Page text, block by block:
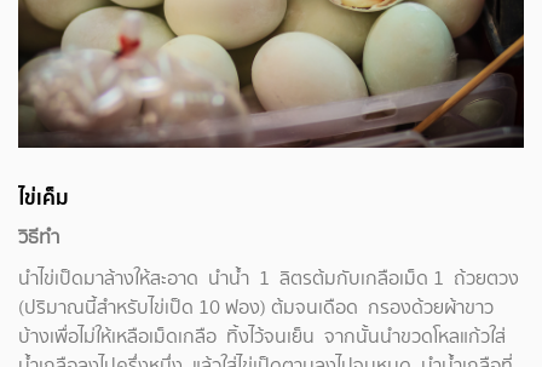
ไข่เค็ม
วิธีทำ
นำไข่เป็ดมาล้างให้สะอาด นำน้ำ 1 ลิตรต้มกับเกลือเม็ด 1 ถ้วยตวง
(ปริมาณนี้สำหรับไข่เป็ด 10 ฟอง) ต้มจนเดือด กรองด้วยผ้าขาว
บ้างเพื่อไม่ให้เหลือเม็ดเกลือ ทิ้งไว้จนเย็น จากนั้นนำขวดโหลแก้วใส่